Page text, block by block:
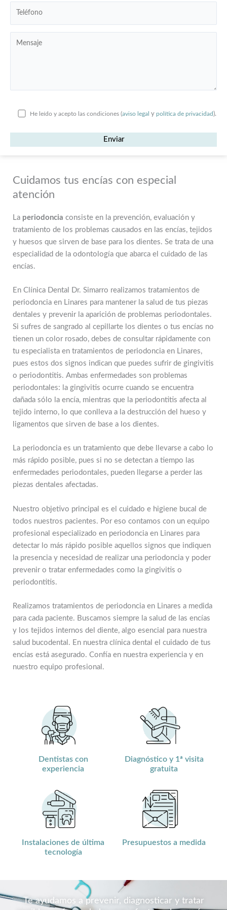
He leído y acepto las condiciones (aviso legal ypolítica de privacidad ).
Cuidamos tus encías con especial
atención
La periodoncia consiste en la prevención, evaluación y
tratamiento de los problemas causados en las encías, tejidos
y huesos que sirven de base para los dientes. Se trata de una
especialidad de la odontología que abarca el cuidado de las
encías.
En Clínica Dental Dr. Simarro realizamos tratamientos de
periodoncia en Linares para mantener la salud de tus piezas
dentales y prevenir la aparición de problemas periodontales.
Si sufres de sangrado al cepillarte los dientes o tus encías no
tienen un color rosado, debes de consultar rápidamente con
tu especialista en tratamientos de periodoncia en Linares,
pues estos dos signos indican que puedes sufrir de gingivitis
o periodontitis. Ambas enfermedades son problemas
periodontales: la gingivitis ocurre cuando se encuentra
dañada sólo la encía, mientras que la periodontitis afecta al
tejido interno, lo que conlleva a la destrucción del hueso y
ligamentos que sirven de base a los dientes.
La periodoncia es un tratamiento que debe llevarse a cabo lo
más rápido posible, pues si no se detectan a tiempo las
enfermedades periodontales, pueden llegarse a perder las
piezas dentales afectadas.
Nuestro objetivo principal es el cuidado e higiene bucal de
todos nuestros pacientes. Por eso contamos con un equipo
profesional especializado en periodoncia en Linares para
detectar lo más rápido posible aquellos signos que indiquen
la presencia y necesidad de realizar una periodoncia y poder
prevenir o tratar enfermedades como la gingivitis o
periodontitis.
Realizamos tratamientos de periodoncia en Linares a medida
para cada paciente. Buscamos siempre la salud de las encías
y los tejidos internos del diente, algo esencial para nuestra
salud bucodental. En nuestra clínica dental el cuidado de tus
encías está asegurado. Confía en nuestra experiencia y en
nuestro equipo profesional.
Dentistas con
experiencia
Diagnóstico y 1ª visita
gratuita
Instalaciones de última
tecnología
Presupuestos a medida
Te ayudamos a prevenir, diagnosticar y tratar